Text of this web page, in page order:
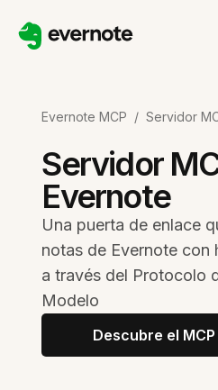
Evernote MCP / Servidor
Servidor
Evernote
Una puerta de enlace
notas de Evernote con
a través del Protocolo
Modelo
Descubre el MCP